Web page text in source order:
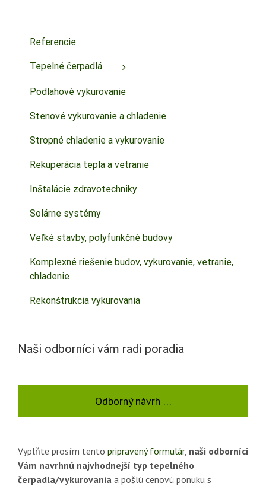
Referencie
Tepelné čerpadlá
Podlahové vykurovanie
Stenové vykurovanie a chladenie
Stropné chladenie a vykurovanie
Rekuperácia tepla a vetranie
Inštalácie zdravotechniky
Solárne systémy
Veľké stavby, polyfunkčné budovy
Komplexné riešenie budov, vykurovanie, vetranie,
chladenie
Rekonštrukcia vykurovania
Naši odborníci vám radi poradia
Odborný návrh …
Vyplňte prosím tento pripravený formulár, naši odborníci
Vám navrhnú najvhodnejší typ tepelného
čerpadla/vykurovania a pošlú cenovú ponuku s